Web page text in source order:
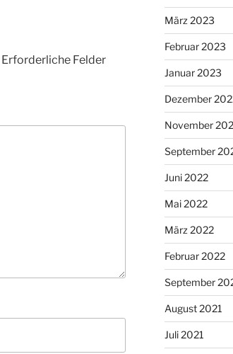
Erforderliche Felder
März 2023
Februar 2023
Januar 2023
Dezember
November
September
Juni 2022
Mai 2022
März 2022
Februar 2022
September
August 2021
Juli 2021